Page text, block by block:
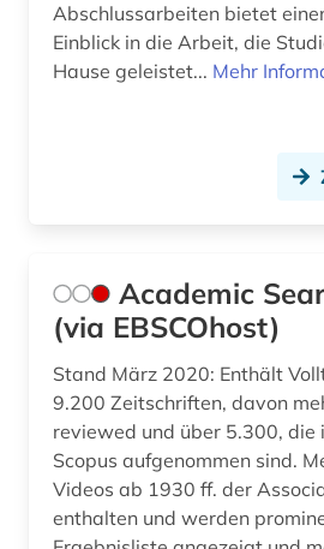
drehbuch (3)
dresden (1)
druck (1)
druckschrift (1)
dvd-video (1)
dziga (1)
dänemark (3)
Abschlussarbeiten bietet
Einblick in die Arbeit, die
Hause geleistet... Mehr
Academic
(via EBSCOhost)
Stand März 2020: Enthält
9.200 Zeitschriften, davon
reviewed und über 5.300, die
Scopus aufgenommen sind.
Videos ab 1930 ff. der
enthalten und werden